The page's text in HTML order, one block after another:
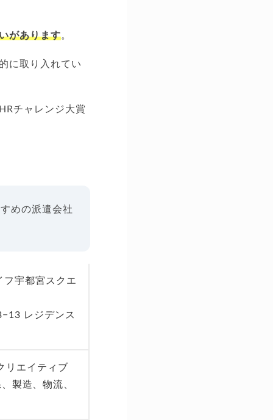
があります。
に取り入れてい
チャレンジ大賞
めの派遣会社
宇都宮スクエ
レジデンス
リエイティブ
製造、物流、